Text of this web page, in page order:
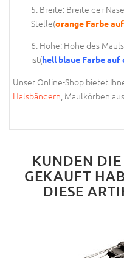
5. Breite: Breite der
Stelle(orange Farbe
6. Höhe: Höhe des
ist(hell blaue Farbe auf
Unser Online-Shop bietet
Halsbändern , Maulkörben aus
KUNDEN DIE
GEKAUFT
DIESE